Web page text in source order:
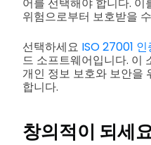
어를 선택해야 합니다.
위험으로부터 보호받을
선택하세요 ISO 27001 인
드 소프트웨어입니다. 이
개인 정보 보호와 보안을
합니다.
창의적이 되세